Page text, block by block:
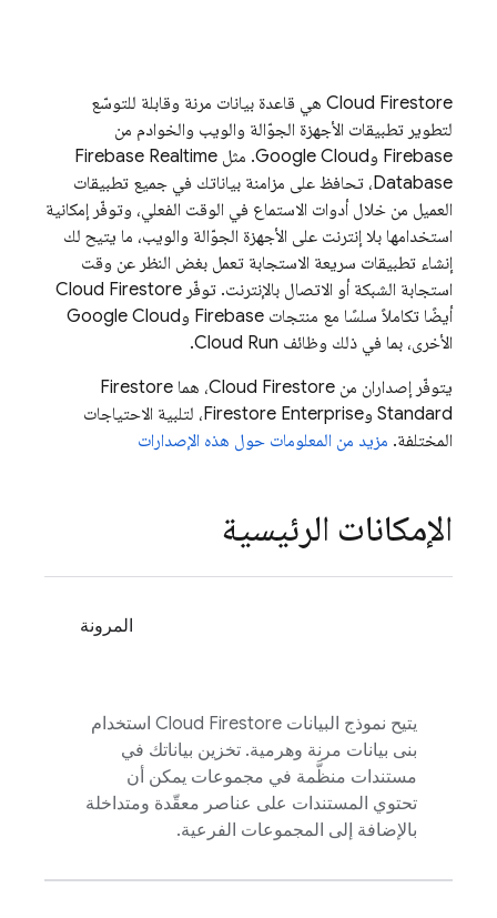
Cloud Firestore هي قاعدة بيانات مرنة وقابلة للتوسّع
لتطوير تطبيقات الأجهزة الجوّالة والويب والخوادم من
Firebase و
Google Cloud. مثل Firebase Realtime
Database، تحافظ على مزامنة بياناتك في جميع تطبيقات
العميل من خلال أدوات الاستماع في الوقت الفعلي، وتوفّر إمكانية
استخدامها بلا إنترنت على الأجهزة الجوّالة والويب، ما يتيح لك
إنشاء تطبيقات سريعة الاستجابة تعمل بغض النظر عن وقت
استجابة الشبكة أو الاتصال بالإنترنت. توفّر Cloud Firestore
أيضًا تكاملاً سلسًا مع منتجات Firebase و
Google Cloud
الأخرى، بما في ذلك وظائف Cloud Run
.
يتوفّر إصداران من Cloud Firestore
، هما Firestore
Standard وFirestore Enterprise، لتلبية الاحتياجات
المختلفة. مزيد من المعلومات حول هذه الإصدارات
الإمكانات الرئيسية
المرونة
يتيح نموذج البيانات Cloud Firestore استخدام
بنى بيانات مرنة وهرمية. تخزين بياناتك في
مستندات منظَّمة في مجموعات يمكن أن
تحتوي المستندات على عناصر معقّدة ومتداخلة
بالإضافة إلى المجموعات الفرعية.